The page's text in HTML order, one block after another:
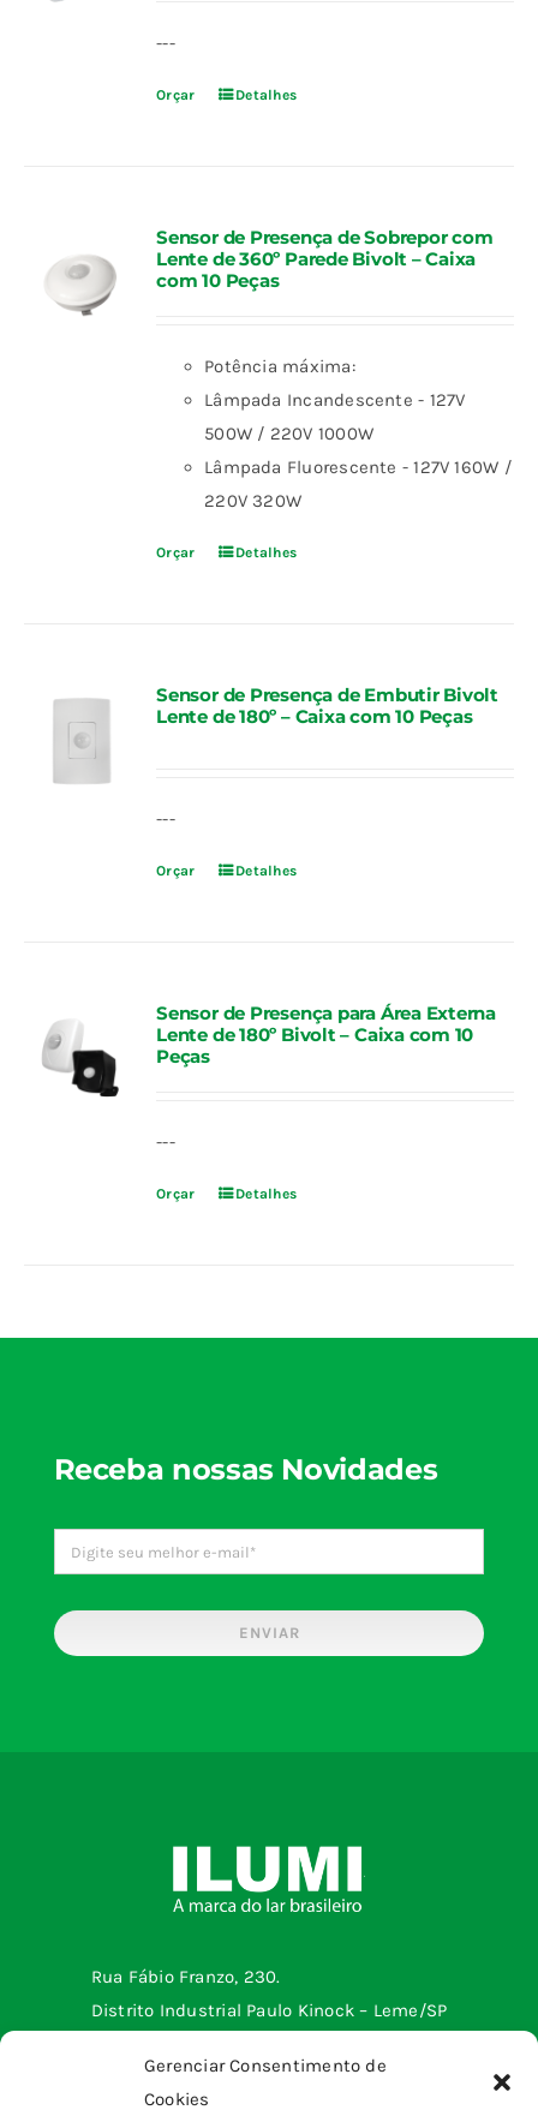
Gerenciar Consentimento de
Cookies
---
Orçar Detalhes
Sensor de Presença de Sobrepor com
Lente de 360º Parede Bivolt – Caixa
com 10 Peças
Potência máxima:
Lâmpada Incandescente - 127V
500W / 220V 1000W
Lâmpada Fluorescente - 127V 160W /
220V 320W
Orçar Detalhes
Sensor de Presença de Embutir Bivolt
Lente de 180º – Caixa com 10 Peças
---
Orçar Detalhes
Sensor de Presença para Área Externa
Lente de 180º Bivolt – Caixa com 10
Peças
---
Orçar Detalhes
Receba nossas Novidades
ENVIAR
Rua Fábio Franzo, 230.
Distrito Industrial Paulo Kinock – Leme/SP